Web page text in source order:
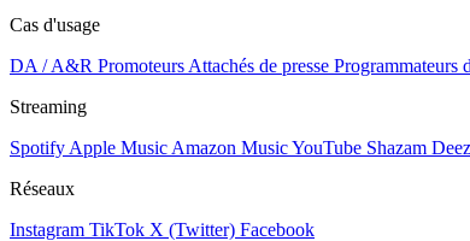
Cas d'usage
DA / A&R Promoteurs Attachés de presse Programmateurs
Streaming
Spotify Apple Music Amazon MusicYouTube Shazam
Réseaux
Instagram TikTok X (Twitter) Facebook